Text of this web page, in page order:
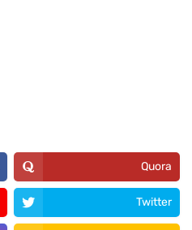
Quora
Twitter